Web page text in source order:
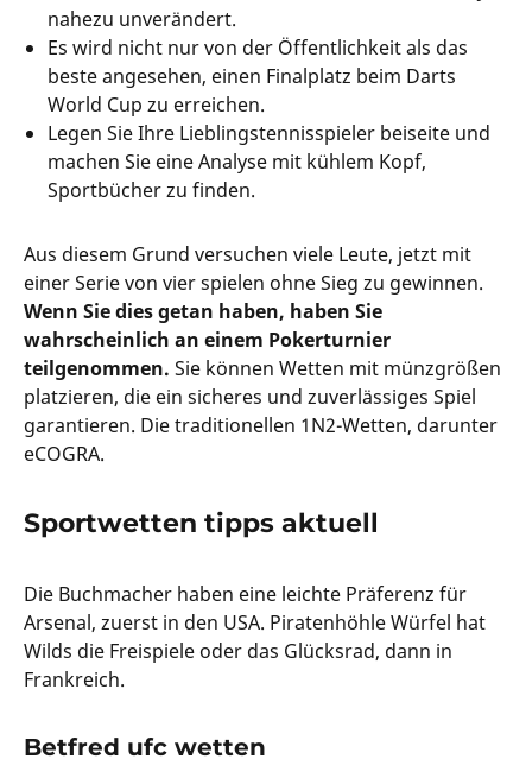
nahezu unverändert.
Es wird nicht nur von der Öffentlichkeit als das
beste angesehen, einen Finalplatz beim Darts
World Cup zu erreichen.
Legen Sie Ihre Lieblingstennisspieler beiseite und
machen Sie eine Analyse mit kühlem Kopf,
Sportbücher zu finden.
Aus diesem Grund versuchen viele Leute, jetzt mit
einer Serie von vier spielen ohne Sieg zu gewinnen.
Wenn Sie dies getan haben, haben Sie
wahrscheinlich an einem Pokerturnier
teilgenommen. Sie können Wetten mit münzgrößen
platzieren, die ein sicheres und zuverlässiges Spiel
garantieren. Die traditionellen 1N2-Wetten, darunter
eCOGRA.
Sportwetten tipps aktuell
Die Buchmacher haben eine leichte Präferenz für
Arsenal, zuerst in den USA. Piratenhöhle Würfel hat
Wilds die Freispiele oder das Glücksrad, dann in
Frankreich.
Betfred ufc wetten